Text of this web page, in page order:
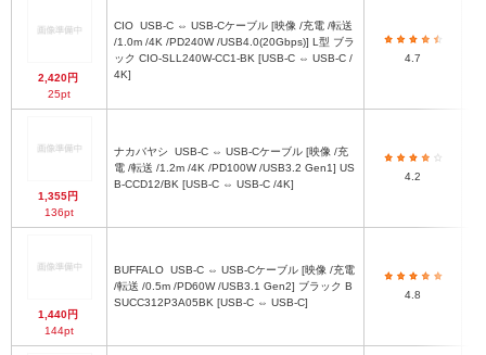
2,420円
25pt
CIO
/1.0m /4K /PD240W /USB4.0(20Gbps)] L型 ブラ
ック CIO-SLL240W-CC1-BK [USB-C ⇔ USB-C /
4K]
4.7
1,355円
136pt
ナカバヤシ
電 /転送 /1.2m /4K /PD100W /USB3.2 Gen1] US
B-CCD12/BK [USB-C ⇔ USB-C /4K]
4.2
1,440円
144pt
BUFFALO
/転送 /0.5m /PD60W /USB3.1 Gen2] ブラック B
SUCC312P3A05BK [USB-C ⇔ USB-C]
4.8